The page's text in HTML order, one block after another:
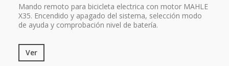
Mando remoto para bicicleta electrica con motor MAHLE
X35. Encendido y apagado del sistema, selección modo
de ayuda y comprobación nivel de batería.
Ver